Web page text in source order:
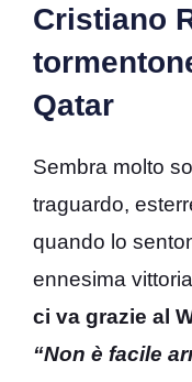
Cristiano
Qatar
Sembra molto
traguardo,
quando lo
ennesima
ci va grazie al
“Non è facile